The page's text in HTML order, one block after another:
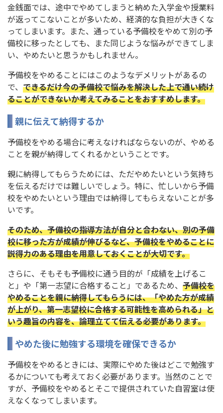
金銭面では、途中でやめてしまうと納めた入学金や授業料
が返ってこないことが多いため、経済的な負担が大きくな
ってしまいます。また、通っている予備校をやめて別の予
備校に移ったとしても、また同じような悩みができてしま
い、やめたいと思うかもしれません。
予備校をやめることにはこのようなデメリットがあるの
で、 できるだけ今の予備校で悩みを解決した上で通い続け
ることができないか考えてみることをおすすめします。
親に伝えて納得するか
予備校をやめる場合に考えなければならないのが、やめる
ことを親が納得してくれるかということです。
親に納得してもらうためには、ただやめたいという気持ち
を伝えるだけでは難しいでしょう。特に、忙しいから予備
校をやめたいという理由では納得してもらえないことが多
いです。
そのため、予備校の指導方法が自分と合わない、別の予備
校に移った方が成績が伸びるなど、予備校をやめることに
説得力のある理由を用意しておくことが大切です。
さらに、そもそも予備校に通う目的が「成績を上げるこ
と」や「第一志望に合格すること」であるため、 予備校を
やめることを親に納得してもらうには、「やめた方が成績
が上がり、第一志望校に合格する可能性を高められる」と
いう趣旨の内容を、論理立てて伝える必要があります。
やめた後に勉強する環境を確保できるか
予備校をやめるときには、実際にやめた後はどこで勉強す
るかについても考えておく必要があります。当然のことで
すが、予備校をやめるとそこで提供されていた自習室は使
えなくなってしまいます。